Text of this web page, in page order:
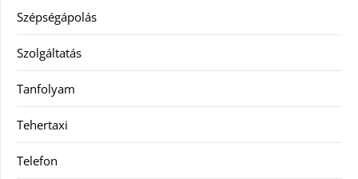
Szépségápolás
Szolgáltatás
Tanfolyam
Tehertaxi
Telefon